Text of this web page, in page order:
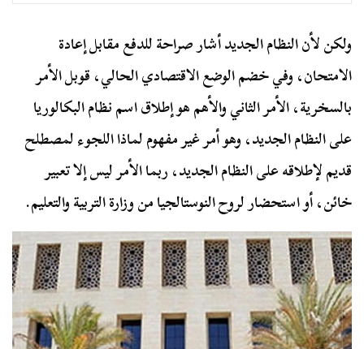
ولكن لأن النظام الجديد أشار صراحة للدفع مقابل إعادة
الامتحان، وفي خضم الوضع الاقتصادي الحالي، قوبل الأمر
بالسخرية، الأمر الثاني والأهم هو إطلاق اسم نظام البكالوريا
على النظام الجديد، وهو أمر غير مفهوم لماذا اللجوء لمصطلح
قديم لإطلاقه على النظام الجديد، ربما الأمر ليس إلا تعبير
خائن، أو استحضار لروح النوستالجيا من وزارة التربية والتعليم.